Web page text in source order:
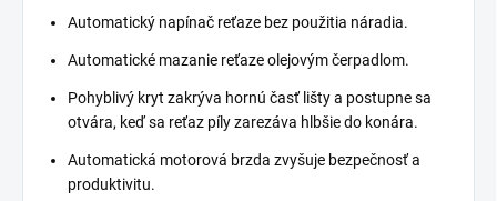
Automatický napínač reťaze bez použitia náradia.
Automatické mazanie reťaze olejovým čerpadlom.
Pohyblivý kryt zakrýva hornú časť lišty a postupne sa
otvára, keď sa reťaz píly zarezáva hlbšie do konára.
Automatická motorová brzda zvyšuje bezpečnosť a
produktivitu.